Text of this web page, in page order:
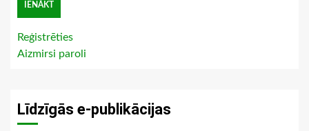
Reģistrēties
Aizmirsi paroli
Līdzīgās e-publikācijas